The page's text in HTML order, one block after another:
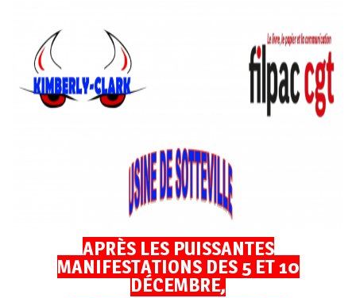
APRÈS LES PUISSANTES
MANIFESTATIONS DES 5 ET 10
DÉCEMBRE,